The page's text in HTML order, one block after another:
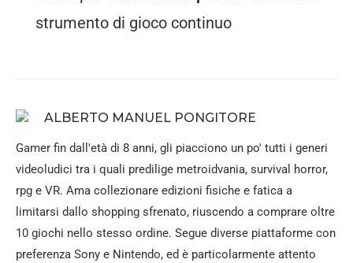
strumento di gioco continuo
ALBERTO MANUEL PONGITORE
Gamer fin dall'età di 8 anni, gli piacciono un po' tutti i generi
videoludici tra i quali predilige metroidvania, survival horror,
rpg e VR. Ama collezionare edizioni fisiche e fatica a
limitarsi dallo shopping sfrenato, riuscendo a comprare oltre
10 giochi nello stesso ordine. Segue diverse piattaforme con
preferenza Sony e Nintendo, ed è particolarmente attento